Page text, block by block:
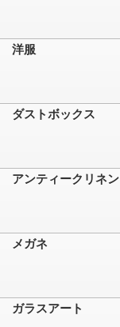
洋服
ダストボックス
アンティークリネン
メガネ
ガラスアート